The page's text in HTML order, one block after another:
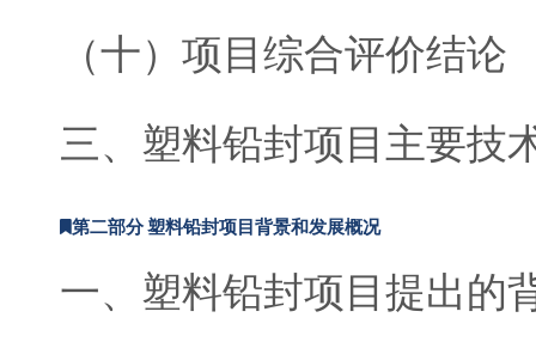
（十）项目综合评价结论
三、塑料铅封项目主要技
第二部分 塑料铅封项目背景和发展概况
一、塑料铅封项目提出的